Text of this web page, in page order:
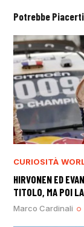
Potrebbe
CURIOSITÀ
HIRVONEN ED
TITOLO, MA POI
Marco Cardinali